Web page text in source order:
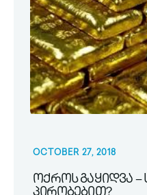
OCTOBER 27, 2018
ოქროს გაყიდვა –